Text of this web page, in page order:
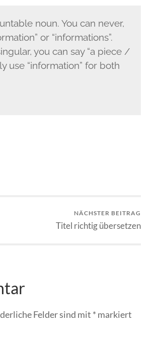
noun. You can nev­er,
or “infor­ma­tions”.
you can say “a piece /
use “infor­ma­tion” for both
NÄCHSTER BEITRAG
Titel richtig übersetzen
Felder sind mit * markiert